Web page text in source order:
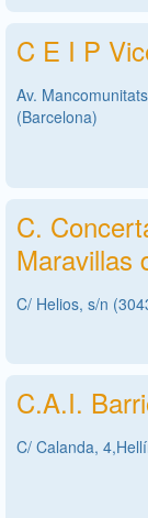
C E I P
Av.
(Barcelona)
C.
Maravillas
C/ Helios, s/n
C.A.I.
C/ Calanda,